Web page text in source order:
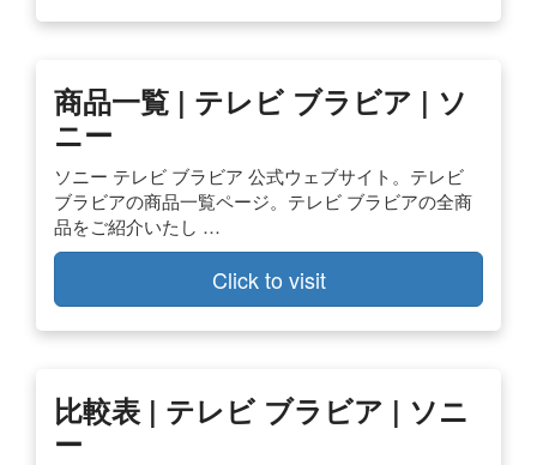
商品一覧 | テレビ ブラビア | ソ
ニー
ソニー テレビ ブラビア 公式ウェブサイト。テレビ
ブラビアの商品一覧ページ。テレビ ブラビアの全商
品をご紹介いたし …
Click to visit
比較表 | テレビ ブラビア | ソニ
ー